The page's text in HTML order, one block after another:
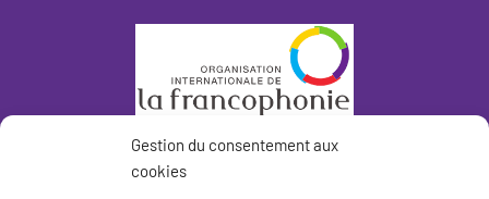
Gestion du consentement aux
cookies